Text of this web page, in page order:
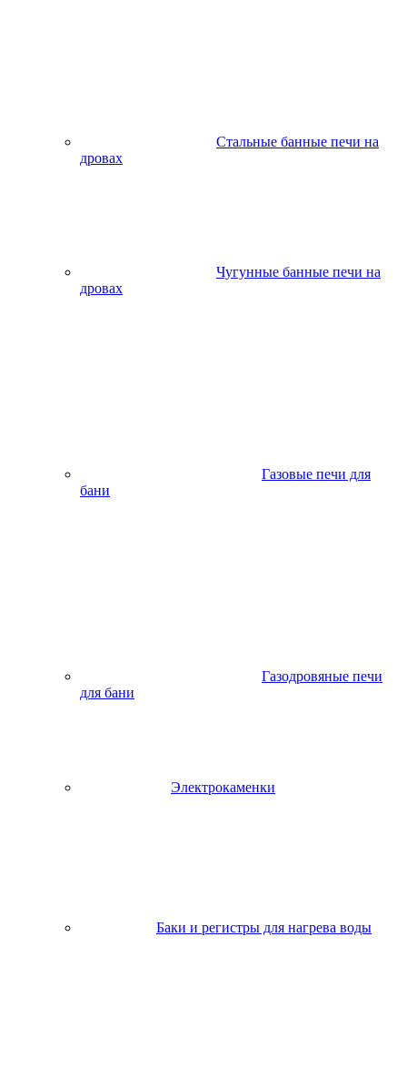
Стальные банные печи на
дровах
Чугунные банные печи на
дровах
Газовые печи для
бани
Газодровяные печи
для бани
Электрокаменки
Баки и регистры для нагрева воды